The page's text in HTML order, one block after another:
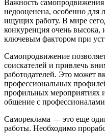
Важность
недооценена, особенно для
ищущих работу. В мире
конкуренция очень высока,
ключевым фактором при
Самопродвижение
соискателей и привлечь
работодателей. Это может
профессиональных
профильных мероприятиях
общение с
Самореклама — это еще
работы. Необходимо